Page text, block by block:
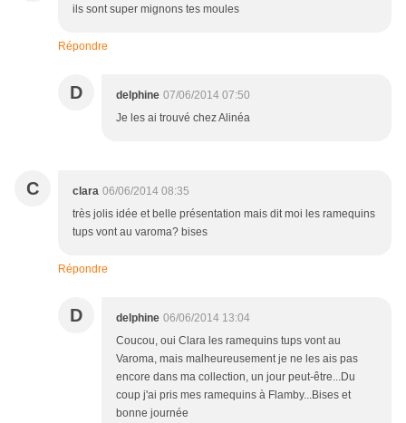
ils sont super mignons tes moules
Répondre
D delphine 07/06/2014 07:50
Je les ai trouvé chez Alinéa
C clara 06/06/2014 08:35
très jolis idée et belle présentation mais dit moi les ramequins
tups vont au varoma? bises
Répondre
D delphine 06/06/2014 13:04
Coucou, oui Clara les ramequins tups vont au
Varoma, mais malheureusement je ne les ais pas
encore dans ma collection, un jour peut-être...Du
coup j'ai pris mes ramequins à Flamby...Bises et
bonne journée